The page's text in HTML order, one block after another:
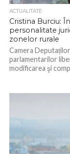
ACTUALITATE
Cristina Burciu:
personalitate
zonelor rurale
Camera
parlamentarilor
modificarea şi